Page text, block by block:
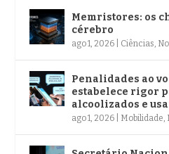
Memristores: os
cérebro
ago 1, 2026 Ciências
Penalidades ao
estabelece rigor
alcoolizados e
ago 1, 2026 Mobilidade